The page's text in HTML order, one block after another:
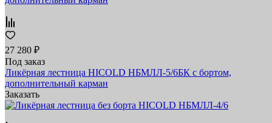
27 280 ₽
Под заказ
Ликёрная лестница HICOLD НБМЛЛ-5/6БК с бортом,
дополнительный карман
Заказать